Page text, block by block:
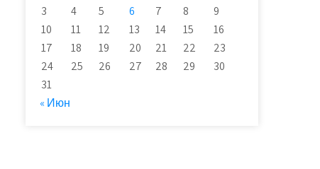
3
4 5 6 7 8
9
10
11 12 13 14 15
16
17
18 19 20 21 22
23
24
25 26 27 28 29
30
31
« Июн